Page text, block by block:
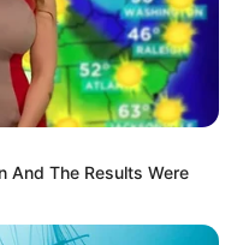
And The Results Were